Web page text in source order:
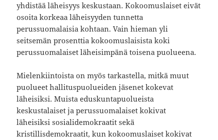
yhdistää läheisyys keskustaan. Kokoomuslaiset eivät
osoita korkeaa läheisyyden tunnetta
perussuomalaisia kohtaan. Vain hieman yli
seitsemän prosenttia kokoomuslaisista koki
perussuomalaiset läheisimpänä toisena puolueena.
Mielenkiintoista on myös tarkastella, mitkä muut
puolueet hallituspuolueiden jäsenet kokevat
läheisiksi. Muista eduskuntapuolueista
keskustalaiset ja perussuomalaiset kokivat
läheisiksi sosialidemokraatit sekä
kristillisdemokraatit, kun kokoomuslaiset kokivat